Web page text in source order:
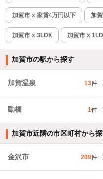
加賀市 x 家賃4万円以下 加
加賀市 x 3LDK 加賀市 x
加賀市の駅から探す
加賀温泉 13件
動橋 1件
加賀市近隣の市区町村から
金沢市 209件